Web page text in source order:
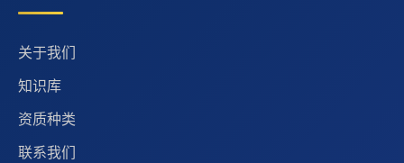
关于我们
知识库
资质种类
联系我们